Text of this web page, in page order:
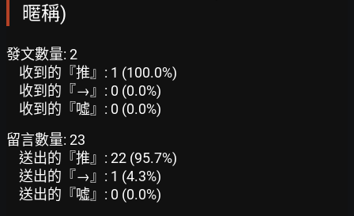
暱稱)
發文數量: 2
收到的『推』: 1 (100.0%)
收到的『→』: 0 (0.0%)
收到的『噓』: 0 (0.0%)
留言數量: 23
送出的『推』: 22 (95.7%)
送出的『→』: 1 (4.3%)
送出的『噓』: 0 (0.0%)